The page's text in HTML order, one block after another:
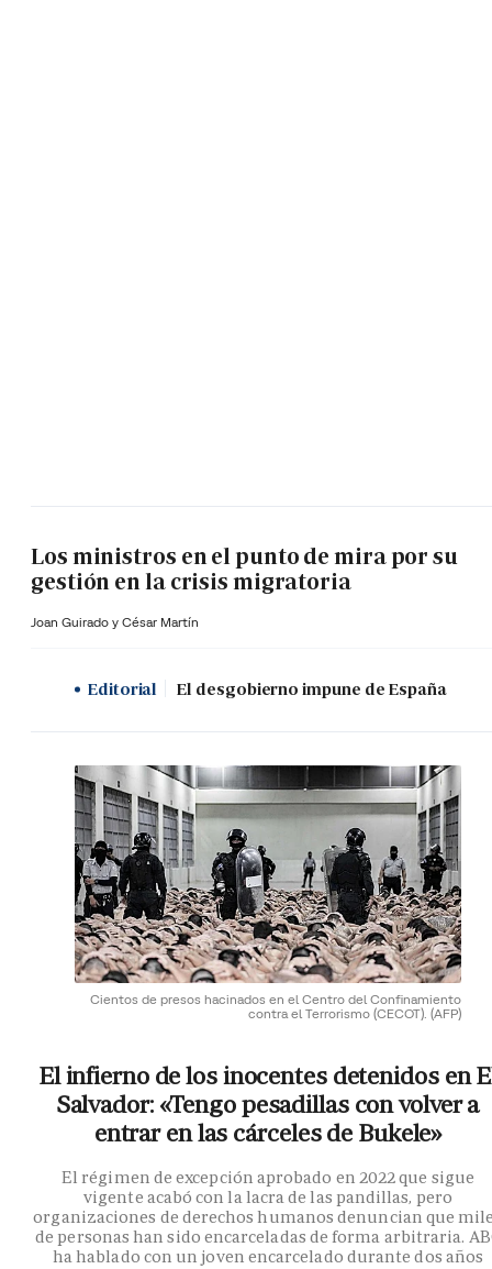
Los ministros en el punto de mira por su
gestión en la crisis migratoria
Joan Guirado y César Martín
Editorial El desgobierno impune de España
Cientos de presos hacinados en el Centro del Confinamiento
contra el Terrorismo (CECOT). (AFP)
El infierno de los inocentes detenidos en
Salvador: «Tengo pesadillas con volver a
entrar en las cárceles de Bukele»
El régimen de excepción aprobado en 2022 que sigue
vigente acabó con la lacra de las pandillas, pero
organizaciones de derechos humanos denuncian que
de personas han sido encarceladas de forma arbitraria.
ha hablado con un joven encarcelado durante dos años